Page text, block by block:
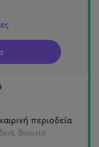
περιοδεία
Βοιωτία